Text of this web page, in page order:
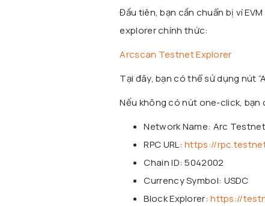
Đầu tiên, bạn cần chuẩn bị ví
explorer chính thức:
Arcscan Testnet Explorer
Tại đây, bạn có thể sử dụng nút
Nếu không có nút one-click,
Network Name: Arc Testnet
RPC URL:https://
Chain ID: 5042002
Currency Symbol: USDC
Block Explorer:https://